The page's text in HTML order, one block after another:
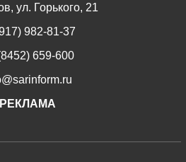
ул. Горького, 21
982-81-37
659-600
РЕКЛАМА